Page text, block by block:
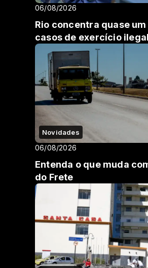
06/08/2026
Rio concentra quase
casos de exercício
Novidades
06/08/2026
Entenda o que muda
do Frete